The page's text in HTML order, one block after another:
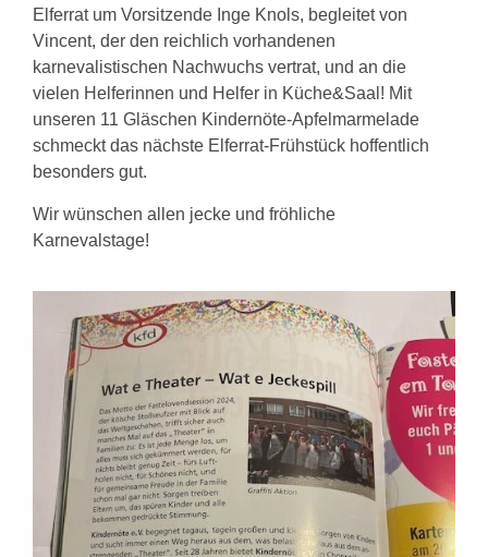
Elferrat um Vorsitzende Inge Knols, begleitet von
Vincent, der den reichlich vorhandenen
karnevalistischen Nachwuchs vertrat, und an die
vielen Helferinnen und Helfer in Küche&Saal! Mit
unseren 11 Gläschen Kindernöte-Apfelmarmelade
schmeckt das nächste Elferrat-Frühstück hoffentlich
besonders gut.
Wir wünschen allen jecke und fröhliche
Karnevalstage!